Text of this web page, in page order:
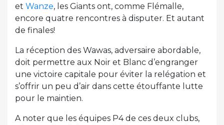
et Wanze, les Giants ont, comme Flémalle,
encore quatre rencontres à disputer. Et autant
de finales!
La réception des Wawas, adversaire abordable,
doit permettre aux Noir et Blanc d’engranger
une victoire capitale pour éviter la relégation et
s’offrir un peu d’air dans cette étouffante lutte
pour le maintien.
A noter que les équipes P4 de ces deux clubs,